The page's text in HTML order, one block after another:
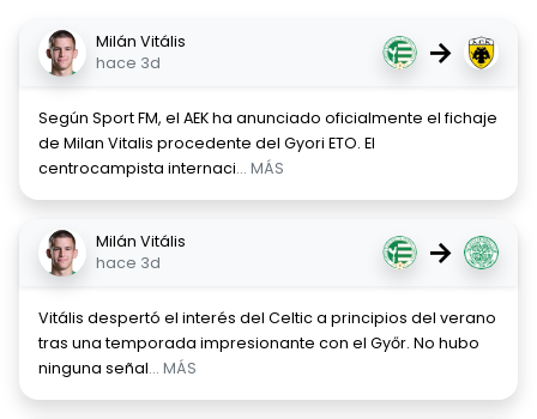
Milán Vitális
hace 3d
→
Según Sport FM, el AEK ha anunciado oficialmente el fichaje
de Milan Vitalis procedente del Gyori ETO. El
centrocampista internaci... MÁS
Milán Vitális
hace 3d
→
Vitális despertó el interés del Celtic a principios del verano
tras una temporada impresionante con el Győr. No hubo
ninguna señal... MÁS